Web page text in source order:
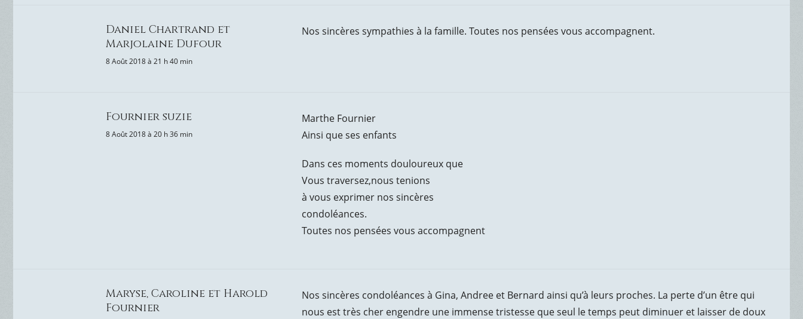
Daniel Chartrand et
Marjolaine Dufour
8 Août 2018 à 21 h 40 min
Nos sincères sympathies à la famille. Toutes nos pensées vous accompagnent.
Fournier suzie
8 Août 2018 à 20 h 36 min
Marthe Fournier
Ainsi que ses enfants
Dans ces moments douloureux que
Vous traversez,nous tenions
à vous exprimer nos sincères
condoléances.
Toutes nos pensées vous accompagnent
Maryse, Caroline et Harold
Fournier
Nos sincères condoléances à Gina, Andree et Bernard ainsi qu’à leurs proches. La perte d’un être qui
nous est très cher engendre une immense tristesse que seul le temps peut diminuer et laisser de doux